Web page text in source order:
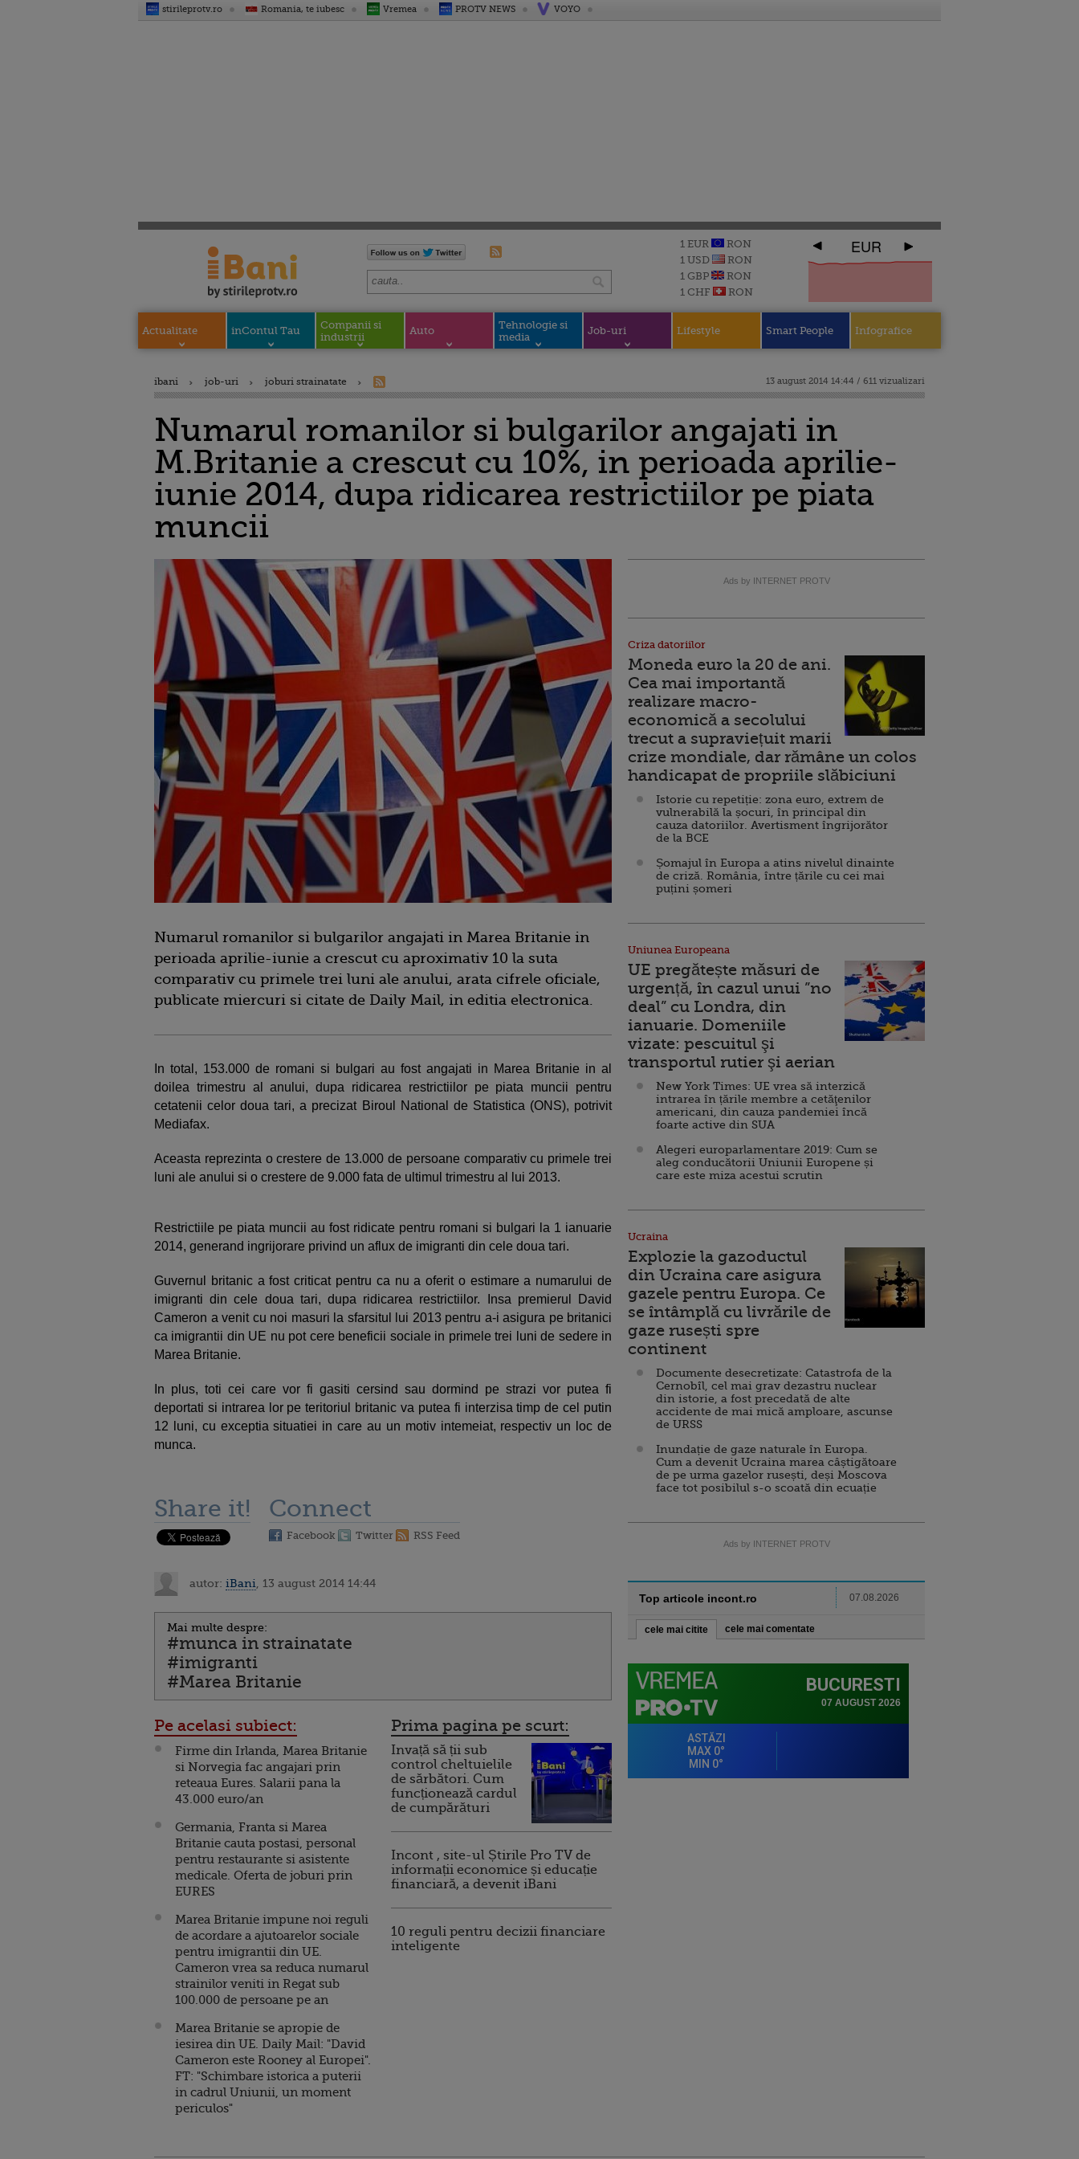
stirileprotv.ro Romania, te iubesc Vremea PROTV NEWS VOYO
1 EUR
RON
1 USD
RON
1 GBP
RON
1 CHF
RON
EUR
Actualitate inContul Tau
Companii si
industrii
Auto
Tehnologie si
media
Job-uri Lifestyle Smart People Infografice
ibani job-uri joburi strainatate 13 august 2014 14:44 / 611 vizualizari
Numarul romanilor si bulgarilor angajati in
M.Britanie a crescut cu 10%, in perioada aprilie-
iunie 2014, dupa ridicarea restrictiilor pe piata
muncii
Numarul romanilor si bulgarilor angajati in Marea Britanie in
perioada aprilie-iunie a crescut cu aproximativ 10 la suta
comparativ cu primele trei luni ale anului, arata cifrele oficiale,
publicate miercuri si citate de Daily Mail, in editia electronica.
In total, 153.000 de romani si bulgari au fost angajati in Marea Britanie in al
doilea trimestru al anului, dupa ridicarea restrictiilor pe piata muncii pentru
cetatenii celor doua tari, a precizat Biroul National de Statistica (ONS), potrivit
Mediafax.
Aceasta reprezinta o crestere de 13.000 de persoane comparativ cu primele trei
luni ale anului si o crestere de 9.000 fata de ultimul trimestru al lui 2013.
Restrictiile pe piata muncii au fost ridicate pentru romani si bulgari la 1 ianuarie
2014, generand ingrijorare privind un aflux de imigranti din cele doua tari.
Guvernul britanic a fost criticat pentru ca nu a oferit o estimare a numarului de
imigranti din cele doua tari, dupa ridicarea restrictiilor. Insa premierul David
Cameron a venit cu noi masuri la sfarsitul lui 2013 pentru a-i asigura pe britanici
ca imigrantii din UE nu pot cere beneficii sociale in primele trei luni de sedere in
Marea Britanie.
In plus, toti cei care vor fi gasiti cersind sau dormind pe strazi vor putea fi
deportati si intrarea lor pe teritoriul britanic va putea fi interzisa timp de cel putin
12 luni, cu exceptia situatiei in care au un motiv intemeiat, respectiv un loc de
munca.
Share it! Connect
Facebook Twitter RSS Feed
autor: iBani , 13 august 2014 14:44
Mai multe despre:
#munca in strainatate
#imigranti
#Marea Britanie
Pe acelasi subiect:
Firme din Irlanda, Marea Britanie
si Norvegia fac angajari prin
reteaua Eures. Salarii pana la
43.000 euro/an
Germania, Franta si Marea
Britanie cauta postasi, personal
pentru restaurante si asistente
medicale. Oferta de joburi prin
EURES
Marea Britanie impune noi reguli
de acordare a ajutoarelor sociale
pentru imigrantii din UE.
Cameron vrea sa reduca numarul
strainilor veniti in Regat sub
100.000 de persoane pe an
Marea Britanie se apropie de
iesirea din UE. Daily Mail: "David
Cameron este Rooney al Europei".
FT: "Schimbare istorica a puterii
in cadrul Uniunii, un moment
periculos"
Prima pagina pe scurt:
Invață să ții sub
control cheltuielile
de sărbători. Cum
funcționează cardul
de cumpărături
Incont , site-ul Știrile Pro TV de
informații economice și educație
financiară, a devenit iBani
10 reguli pentru decizii financiare
inteligente
Ads by INTERNET PROTV
Criza datoriilor
Moneda euro la 20 de ani.
Cea mai importantă
realizare macro-
economică a secolului
trecut a supraviețuit marii
crize mondiale, dar rămâne un colos
handicapat de propriile slăbiciuni
Istorie cu repetiție: zona euro, extrem de
vulnerabilă la șocuri, în principal din
cauza datoriilor. Avertisment îngrijorător
de la BCE
Șomajul în Europa a atins nivelul dinainte
de criză. România, între țările cu cei mai
puțini șomeri
Uniunea Europeana
UE pregătește măsuri de
urgență, în cazul unui ”no
deal” cu Londra, din
ianuarie. Domeniile
vizate: pescuitul şi
transportul rutier şi aerian
New York Times: UE vrea să interzică
intrarea în țările membre a cetăţenilor
americani, din cauza pandemiei încă
foarte active din SUA
Alegeri europarlamentare 2019: Cum se
aleg conducătorii Uniunii Europene și
care este miza acestui scrutin
Ucraina
Explozie la gazoductul
din Ucraina care asigura
gazele pentru Europa. Ce
se întâmplă cu livrările de
gaze rusești spre
continent
Documente desecretizate: Catastrofa de la
Cernobîl, cel mai grav dezastru nuclear
din istorie, a fost precedată de alte
accidente de mai mică amploare, ascunse
de URSS
Inundație de gaze naturale în Europa.
Cum a devenit Ucraina marea câștigătoare
de pe urma gazelor rusești, deși Moscova
face tot posibilul s-o scoată din ecuație
Ads by INTERNET PROTV
Top articole incont.ro 07.08.2026
cele mai citite cele mai comentate